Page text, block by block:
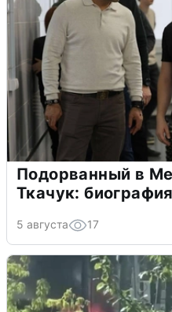
Подорванный в
Ткачук:
5 августа 17